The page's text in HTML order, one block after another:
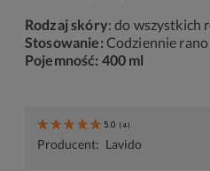
Rodzaj skóry: do wszystkich
Stosowanie: Codziennie
Pojemność: 400 ml
5.0 (4)
Producent: Lavido